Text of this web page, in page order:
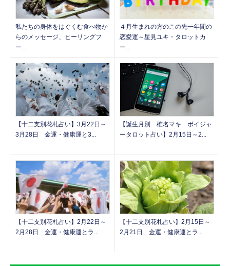
私たちの身体をはぐくむ食べ物か
らのメッセージ、ヒーリングフ
ー...
４月生まれの方のこの先一年間の
恋愛運～星見ユキ・タロットカ
ー...
【十二支別花札占い】3月22日～
3月28日 金運・健康運と3...
【誕生月別 椎名マキ ボイジャ
ータロット占い】2月15日～2...
【十二支別花札占い】2月22日～
2月28日 金運・健康運とラ...
【十二支別花札占い】2月15日～
2月21日 金運・健康運とラ...